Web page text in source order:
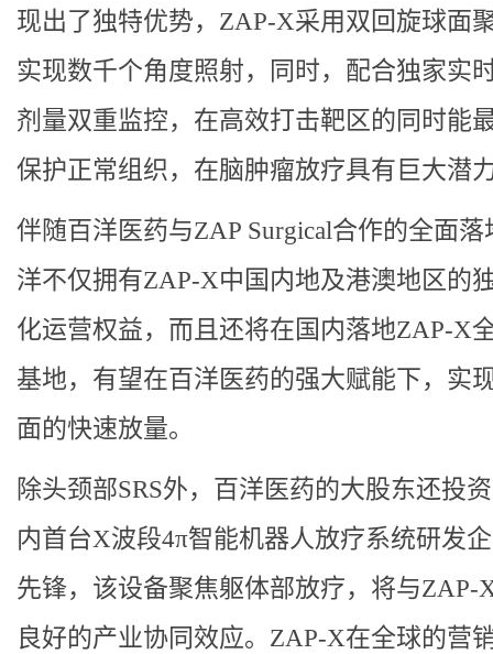
现出了独特优势，ZAP-X采用双回旋球面
实现数千个角度照射，同时，配合独家实
剂量双重监控，在高效打击靶区的同时能
保护正常组织，在脑肿瘤放疗具有巨大潜
伴随百洋医药与ZAP Surgical合作的全面落
洋不仅拥有ZAP-X中国内地及港澳地区的
化运营权益，而且还将在国内落地ZAP-X
基地，有望在百洋医药的强大赋能下，实
面的快速放量。
除头颈部SRS外，百洋医药的大股东还投
内首台X波段4π智能机器人放疗系统研发
先锋，该设备聚焦躯体部放疗，将与ZAP-
良好的产业协同效应。ZAP-X在全球的营